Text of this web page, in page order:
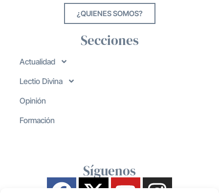
¿QUIENES SOMOS?
Secciones
Actualidad
Lectio Divina
Opinión
Formación
Síguenos